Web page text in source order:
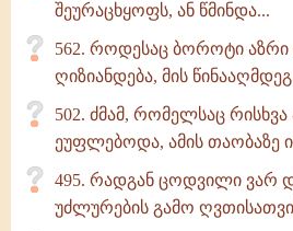
შეურაცხყოფს, ან წმინდა...
562. როდესაც ბოროტი აზრი
ღიზიანდება, მის
502. ძმამ, რომელსაც
ეუფლებოდა, ამის თაობაზე
495. რადგან ცოდვილი ვარ
უძლურების გამო